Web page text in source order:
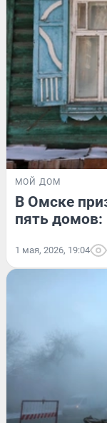
МОЙ ДОМ
В Омске
пять домов:
1 мая, 2026, 19:04